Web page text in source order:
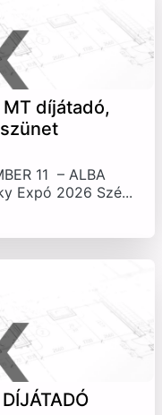
MT díjátadó,
11 – ALBA
Expó 2026 Szé...